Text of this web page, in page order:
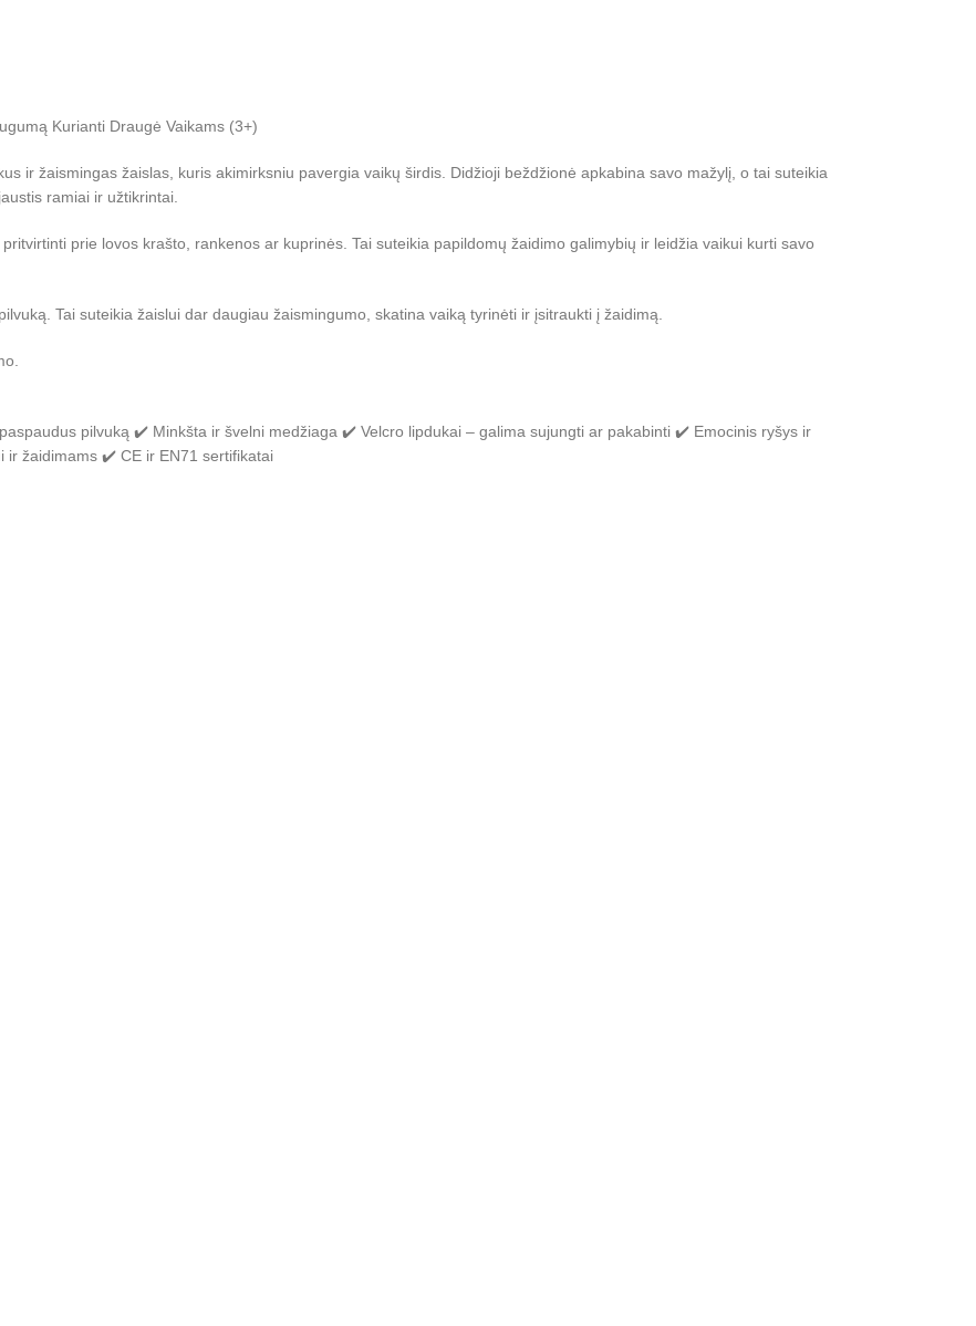
Kurianti Draugė Vaikams (3+)
ir žaismingas žaislas, kuris akimirksniu pavergia vaikų širdis. Didžioji beždžionė apkabina savo mažylį, o tai suteikia
ramiai ir užtikrintai.
prie lovos krašto, rankenos ar kuprinės. Tai suteikia papildomų žaidimo galimybių ir leidžia vaikui kurti savo
Tai suteikia žaislui dar daugiau žaismingumo, skatina vaiką tyrinėti ir įsitraukti į žaidimą.
pilvuką ✔️ Minkšta ir švelni medžiaga ✔️ Velcro lipdukai – galima sujungti ar pakabinti ✔️ Emocinis ryšys ir
žaidimams ✔️ CE ir EN71 sertifikatai